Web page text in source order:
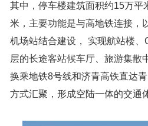
其中，停车楼建筑面积约15万平
米，主要功能是与高地铁连接，
机场站结合建设， 实现航站楼
层的长途客站候车厅、旅游集散
换乘地铁8号线和济青高铁直达
方式汇聚，形成空陆一体的交通